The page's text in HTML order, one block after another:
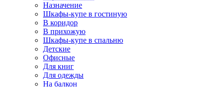
Назначение
Шкафы-купе в гостиную
В коридор
В прихожую
Шкафы-купе в спальню
Детские
Офисные
Для книг
Для одежды
На балкон